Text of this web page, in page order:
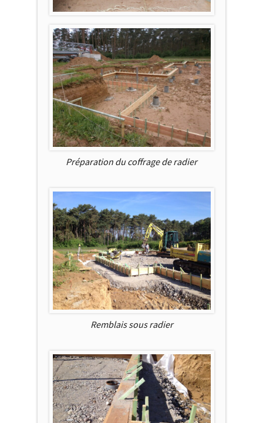
Préparation du coffrage de radier
Remblais sous radier